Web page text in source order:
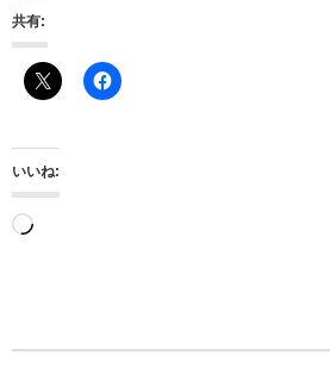
共有:
いいね:
読
中…